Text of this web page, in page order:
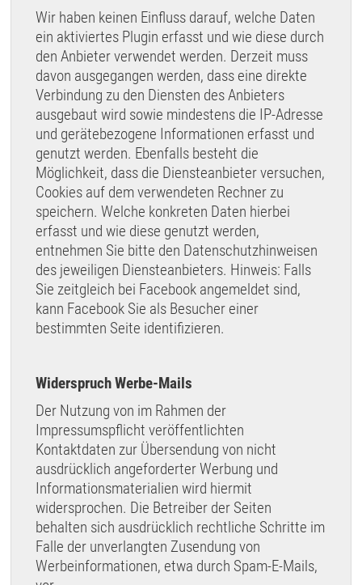
Wir haben keinen Einfluss darauf, welche Daten
ein aktiviertes Plugin erfasst und wie diese durch
den Anbieter verwendet werden. Derzeit muss
davon ausgegangen werden, dass eine direkte
Verbindung zu den Diensten des Anbieters
ausgebaut wird sowie mindestens die IP-Adresse
und gerätebezogene Informationen erfasst und
genutzt werden. Ebenfalls besteht die
Möglichkeit, dass die Diensteanbieter versuchen,
Cookies auf dem verwendeten Rechner zu
speichern. Welche konkreten Daten hierbei
erfasst und wie diese genutzt werden,
entnehmen Sie bitte den Datenschutzhinweisen
des jeweiligen Diensteanbieters. Hinweis: Falls
Sie zeitgleich bei Facebook angemeldet sind,
kann Facebook Sie als Besucher einer
bestimmten Seite identifizieren.
Widerspruch Werbe-Mails
Der Nutzung von im Rahmen der
Impressumspflicht veröffentlichten
Kontaktdaten zur Übersendung von nicht
ausdrücklich angeforderter Werbung und
Informationsmaterialien wird hiermit
widersprochen. Die Betreiber der Seiten
behalten sich ausdrücklich rechtliche Schritte im
Falle der unverlangten Zusendung von
Werbeinformationen, etwa durch Spam-E-Mails,